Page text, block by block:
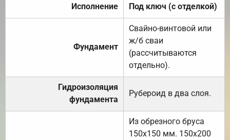
Исполнение Под ключ (с отделкой)
Фундамент
Свайно-винтовой или
ж/б сваи
(рассчитываются
отдельно).
Гидроизоляция
фундамента
Рубероид в два слоя.
Из обрезного бруса
150х150 мм. 150х200